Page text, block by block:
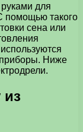
для
помощью такого
сена или
приборы. Ниже
из